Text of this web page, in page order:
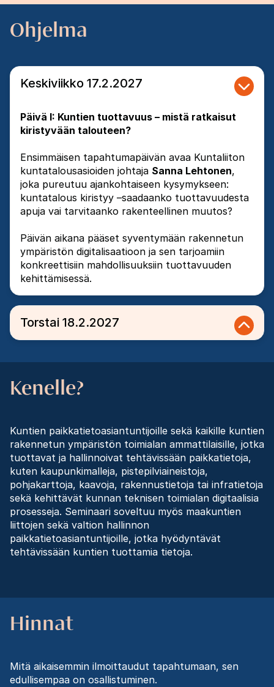
Ohjelma
Keskiviikko 17.2.2027
Päivä I: Kuntien tuottavuus – mistä ratkaisut
kiristyvään talouteen?
Ensimmäisen tapahtumapäivän avaa Kuntaliiton
kuntatalousasioiden johtaja Sanna Lehtonen,
joka pureutuu ajankohtaiseen kysymykseen:
kuntatalous kiristyy –saadaanko tuottavuudesta
apuja vai tarvitaanko rakenteellinen muutos?
Päivän aikana pääset syventymään rakennetun
ympäristön digitalisaatioon ja sen tarjoamiin
konkreettisiin mahdollisuuksiin tuottavuuden
kehittämisessä.
Torstai 18.2.2027
Kenelle?
Kuntien paikkatietoasiantuntijoille sekä kaikille kuntien
rakennetun ympäristön toimialan ammattilaisille, jotka
tuottavat ja hallinnoivat tehtävissään paikkatietoja,
kuten kaupunkimalleja, pistepilviaineistoja,
pohjakarttoja, kaavoja, rakennustietoja tai infratietoja
sekä kehittävät kunnan teknisen toimialan digitaalisia
prosesseja. Seminaari soveltuu myös maakuntien
liittojen sekä valtion hallinnon
paikkatietoasiantuntijoille, jotka hyödyntävät
tehtävissään kuntien tuottamia tietoja.
Hinnat
Mitä aikaisemmin ilmoittaudut tapahtumaan, sen
edullisempaa on osallistuminen.